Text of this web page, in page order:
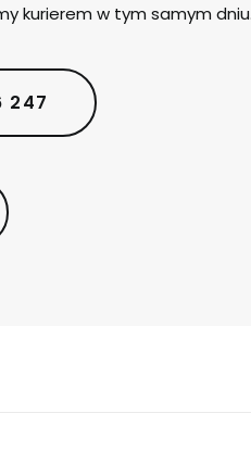
kurierem w tym samym dniu.
247